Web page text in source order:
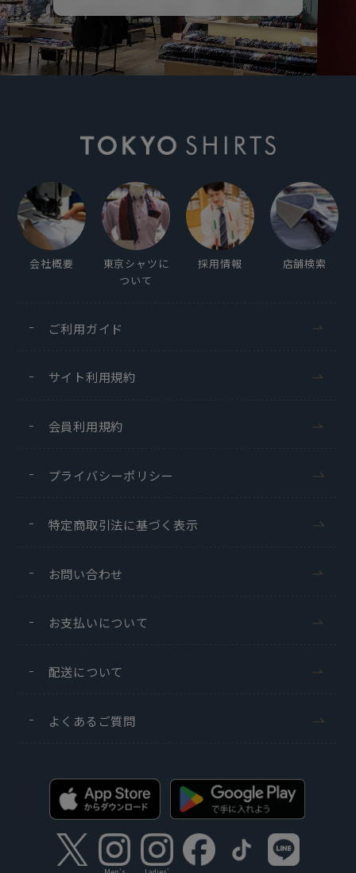
会社概要
東京シャツに
ついて
採用情報 店舗検索
ご利用ガイド
サイト利用規約
会員利用規約
プライバシーポリシー
特定商取引法に基づく表示
お問い合わせ
お支払いについて
配送について
よくあるご質問